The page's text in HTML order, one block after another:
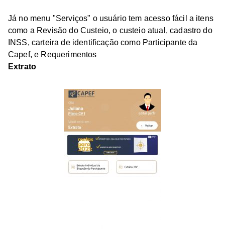
Já no menu "Serviços" o usuário tem acesso fácil a itens
como a Revisão do Custeio, o custeio atual, cadastro do
INSS, carteira de identificação como Participante da
Capef, e Requerimentos
Extrato